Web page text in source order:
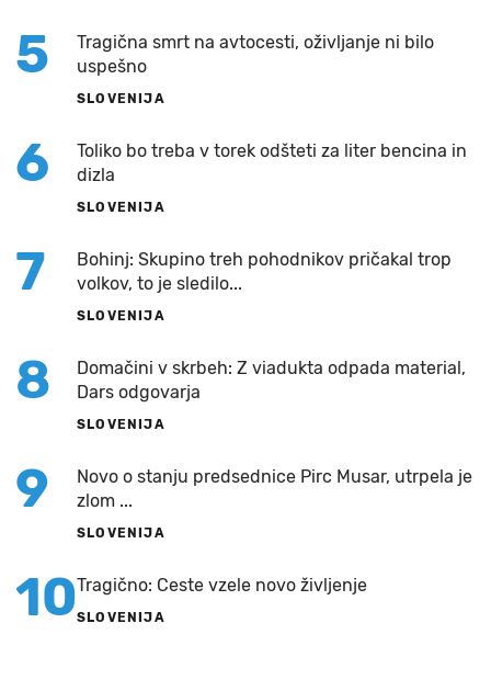
5
Tragična smrt na avtocesti, oživljanje ni bilo
uspešno
SLOVENIJA
6
Toliko bo treba v torek odšteti za liter bencina in
dizla
SLOVENIJA
7
Bohinj: Skupino treh pohodnikov pričakal trop
volkov, to je sledilo...
SLOVENIJA
8
Domačini v skrbeh: Z viadukta odpada material,
Dars odgovarja
SLOVENIJA
9
Novo o stanju predsednice Pirc Musar, utrpela je
zlom ...
SLOVENIJA
10Tragično: Ceste vzele novo življenje
SLOVENIJA